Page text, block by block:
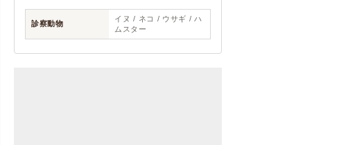
診察動物
イヌ / ネコ / ウサギ / ハ
ムスター